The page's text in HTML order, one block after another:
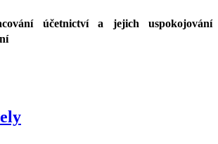
účetnictví a jejich uspokojování